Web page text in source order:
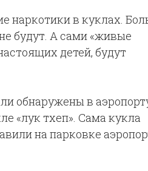
наркотики в куклах.
будут. А сами «живые
детей, будут
обнаружены в
«лук тхеп». Сама кукла
на парковке